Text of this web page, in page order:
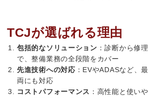
TCJが選ばれる理由
包括的なソリューション ：診断から修
で、整備業務の全段階をカバー
先進技術への対応 ：EVやADASなど、
両にも対応
コストパフォーマンス ：高性能と使い